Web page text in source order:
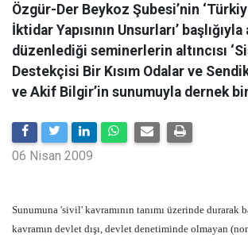
Özgür-Der Beykoz Şubesi’nin
İktidar Yapısının Unsurları’
düzenlediği seminerlerin altıncısı
Destekçisi Bir Kısım Odalar ve
ve Akif Bilgir’in sunumuyla dernek
06 Nisan 2009
Sunumuna 'sivil' kavramının tanımı üzerinde durarak
kavramın devlet dışı, devlet denetiminde olmayan